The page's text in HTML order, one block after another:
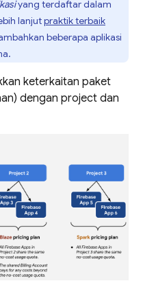
yang terdaftar dalam
lanjutpraktik terbaik
beberapa aplikasi
keterkaitan paket
dengan project dan